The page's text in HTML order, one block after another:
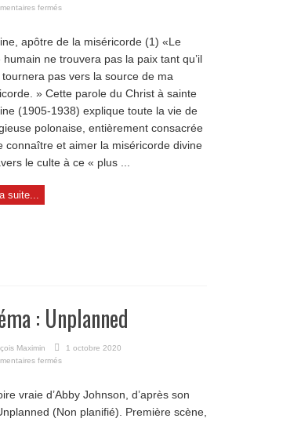
fermés
2020
apôtre de la miséricorde (1) «Le
humain ne trouvera pas la paix tant qu’il
pas vers la source de ma
» Cette parole du Christ à sainte
(1905-1938) explique toute la vie de
polonaise, entièrement consacrée
connaître et aimer la miséricorde divine
le culte à ce « plus ...
suite...
: Unplanned
Maximin
1 octobre 2020
fermés
Unplanned
vraie d’Abby Johnson, d’après son
(Non planifié). Première scène,